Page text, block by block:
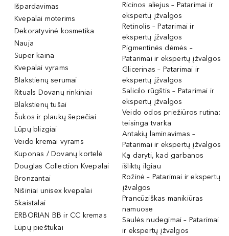
Išpardavimas
Kvepalai moterims
Dekoratyvinė kosmetika
Nauja
Super kaina
Kvepalai vyrams
Blakstienų serumai
Rituals Dovanų rinkiniai
Blakstienų tušai
Šukos ir plaukų šepečiai
Lūpų blizgiai
Veido kremai vyrams
Kuponas / Dovanų kortelė
Douglas Collection Kvepalai
Bronzantai
Nišiniai unisex kvepalai
Skaistalai
ERBORIAN BB ir CC kremas
Lūpų pieštukai
Ricinos aliejus – Patarimai ir
ekspertų įžvalgos
Retinolis – Patarimai ir
ekspertų įžvalgos
Pigmentinės dėmės –
Patarimai ir ekspertų įžvalgos
Glicerinas – Patarimai ir
ekspertų įžvalgos
Salicilo rūgštis – Patarimai ir
ekspertų įžvalgos
Veido odos priežiūros rutina:
teisinga tvarka
Antakių laminavimas –
Patarimai ir ekspertų įžvalgos
Ką daryti, kad garbanos
išliktų ilgiau
Rožinė – Patarimai ir ekspertų
įžvalgos
Prancūziškas manikiūras
namuose
Saulės nudegimai – Patarimai
ir ekspertų įžvalgos